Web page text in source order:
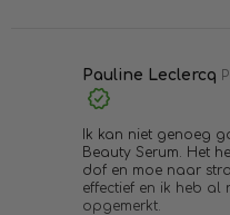
Pauline Leclercq
Ik kan niet genoeg
Beauty Serum. Het
dof en moe naar
effectief en ik heb al
opgemerkt.